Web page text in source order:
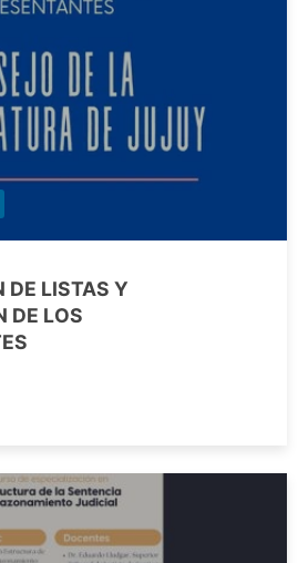
DE LISTAS Y
DE LOS